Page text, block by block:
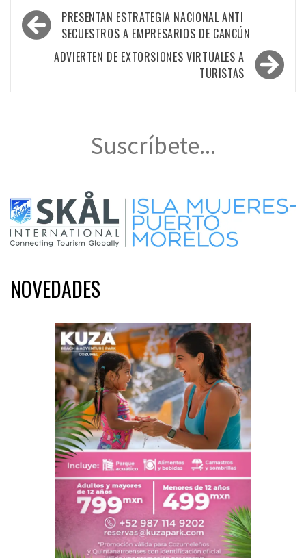
Navegación
de
entradas
PRESENTAN ESTRATEGIA NACIONAL ANTI
SECUESTROS A EMPRESARIOS DE CANCÚN
ADVIERTEN DE EXTORSIONES VIRTUALES A
TURISTAS
Suscríbete...
NOVEDADES